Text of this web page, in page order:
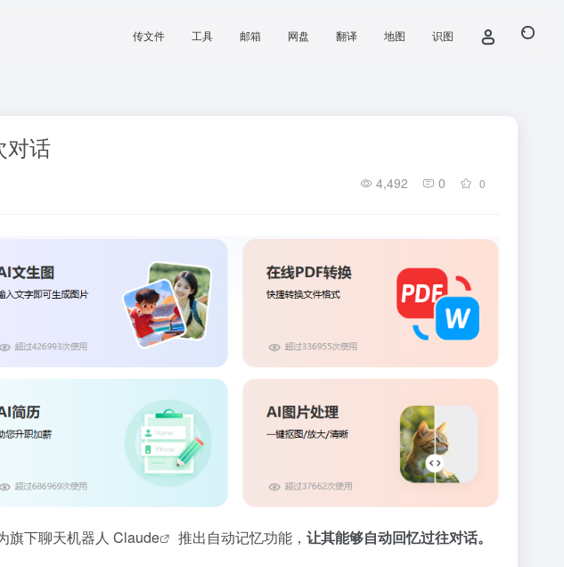
传文件 工具 邮箱 网盘 翻译 地图 识图
对话
4,492 0 0
旗下聊天机器人 Claude 推出自动记忆功能， 让其能够自动回忆过往对话。